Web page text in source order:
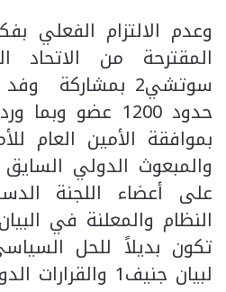
وعدم الالتزام الفعلي
المقترحة من
سوتشي2
حدود 1200 عضو
بموافقة الأمين العام
والمبعوث الدولي
على أعضاء اللجنة
النظام والمعلنة في
لبيان جنيف1